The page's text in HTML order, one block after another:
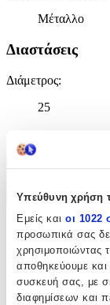
Υπεύθυνη χρήση
Εμείς και οι 1022
προσωπικά σας
χρησιμοποιώντας
αποθηκεύουμε
συσκευή σας, με
διαφημίσεων και
Μέταλλο
Διαστάσεις
Διάμετρος:
25
+
Κατασκευαστής:
Zogometal